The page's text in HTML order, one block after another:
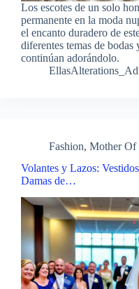
Los escotes de un solo
permanente en la moda
el encanto duradero de
diferentes temas de
continúan adorándolo.
Fashion, Mother Of
Volantes y Lazos:
Damas de…